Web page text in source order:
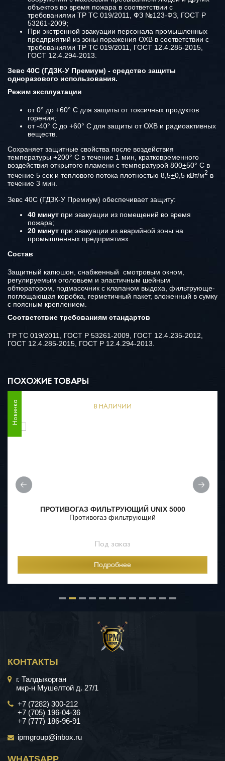
объектов во время пожара в соответствии с
требованиями ТР ТС 019/2011, ФЗ №123-ФЗ, ГОСТ Р
53261-2009;
При экстренной эвакуации персонала промышленных
предприятий из зоны поражения ОХВ в соответствии с
требованиями ТР ТС 019/2011, ГОСТ 12.4.285-2015,
ГОСТ 12.4.294-2013.
Зевс 40С (ГДЗК-У Премиум) - средство защиты
одноразового использования.
Режим эксплуатации
от 0° до +60° С для защиты от токсичных продуктов
горения;
от -40° С до +60° С для защиты от ОХВ и радиоактивных
веществ.
Сохраняет защитные свойства после воздействия
температуры +200° С в течение 1 мин, кратковременного
воздействия открытого пламени с температурой 800+50° С в
течение 5 сек и теплового потока плотностью 8,5+0,5 кВт/м2 в
течение 3 мин.
Зевс 40С (ГДЗК-У Премиум) обеспечивает защиту:
40 минут при эвакуации из помещений во время
пожара;
20 минут при эвакуации из аварийной зоны на
промышленных предприятиях.
Состав
Защитный капюшон, снабженный смотровым окном,
регулируемым оголовьем и эластичным шейным
обтюратором, подмасочник с клапаном выдоха, фильтрующе-
поглощающая коробка, герметичный пакет, вложенный в сумку
с поясным креплением.
Соответствие требованиям стандартов
ТР ТС 019/2011, ГОСТ Р 53261-2009, ГОСТ 12.4.235-2012,
ГОСТ 12.4.285-2015, ГОСТ Р 12.4.294-2013.
ПОХОЖИЕ ТОВАРЫ
В НАЛИЧИИ
Новинка
ПРОТИВОГАЗ ФИЛЬТРУЮЩИЙ UNIX 5000
Противогаз фильтрующий
Под заказ
Подробнее
КОНТАКТЫ
г. Талдыкорган
мкр-н Мушелтой д. 27/1
+7 (7282) 300-212
+7 (705) 196-04-36
+7 (777) 186-96-91
ipmgroup@inbox.ru
WHATSAPP